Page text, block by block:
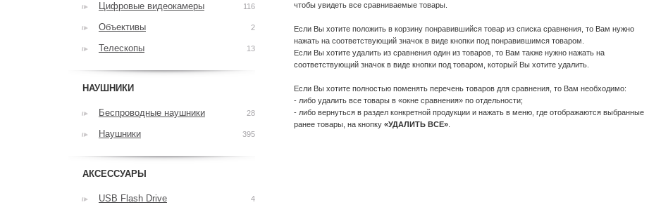
чтобы увидеть все сравниваемые товары.
Если Вы хотите положить в корзину понравившийся товар из списка сравнения, то Вам нужно
нажать на соответствующий значок в виде кнопки под понравившимся товаром.
Если Вы хотите удалить из сравнения один из товаров, то Вам также нужно нажать на
соответствующий значок в виде кнопки под товаром, который Вы хотите удалить.
Если Вы хотите полностью поменять перечень товаров для сравнения, то Вам необходимо:
- либо удалить все товары в «окне сравнения» по отдельности;
- либо вернуться в раздел конкретной продукции и нажать в меню, где отображаются выбранные
ранее товары, на кнопку «УДАЛИТЬ ВСЕ»
Цифровые видеокамеры 116
Объективы 2
Телескопы 13
НАУШНИКИ
Беспроводные наушники 28
Наушники 395
АКСЕССУАРЫ
USB Flash Drive 4